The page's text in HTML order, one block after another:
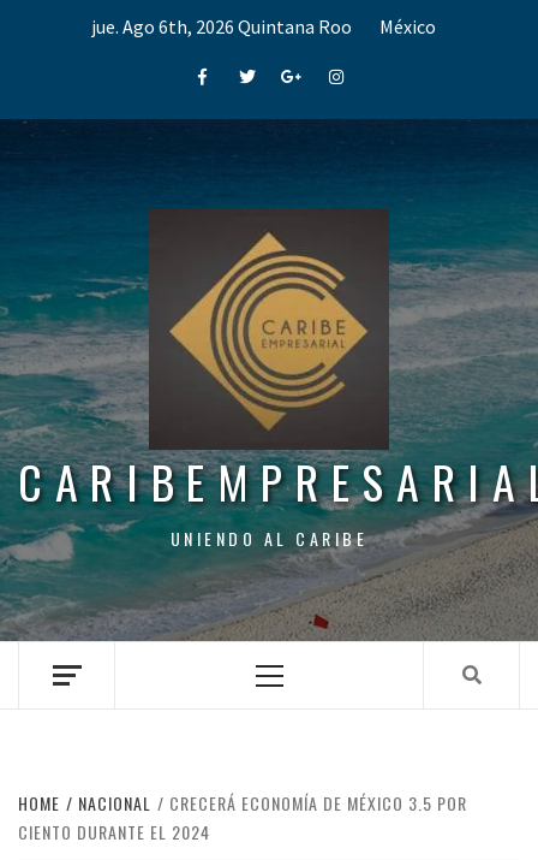
jue. Ago 6th, 2026 Quintana Roo México
FacebookTwitterGoogle+Instagram
UNIENDO AL CARIBE
Menu
HOME NACIONAL
CRECERÁ ECONOMÍA DE MÉXICO 3.5 POR
CIENTO DURANTE EL 2024